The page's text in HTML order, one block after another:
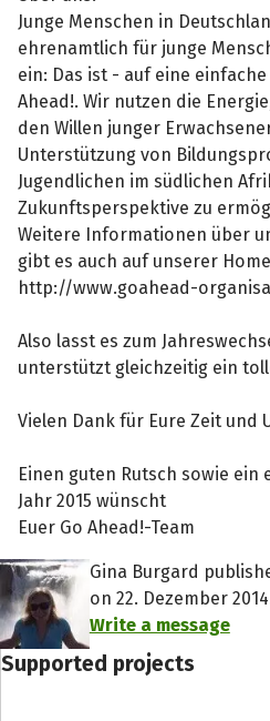
Junge Menschen in
ehrenamtlich für junge
ein: Das ist - auf eine
Ahead!. Wir nutzen die
den Willen junger
Unterstützung von
Jugendlichen im südlichen
Zukunftsperspektive zu
Weitere Informationen über
gibt es auch auf unserer
http://www.goahead-
Also lasst es zum
unterstützt gleichzeitig ein
Vielen Dank für Eure Zeit und
Einen guten Rutsch sowie
Jahr 2015 wünscht
Euer Go Ahead!-Team
Gina Burgard
on 22. Dezember
Write a message
Supported projects